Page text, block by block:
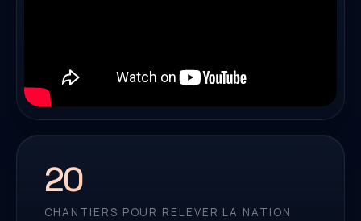
20
CHANTIERS POUR RELEVER LA NATION